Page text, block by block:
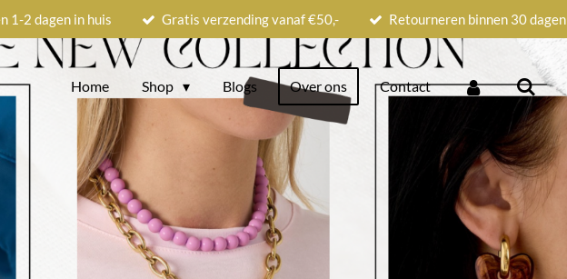
1-2 dagen in huis Gratis verzending vanaf €50,- Retourneren binnen 30 dagen
Home Shop Blogs Over ons Contact